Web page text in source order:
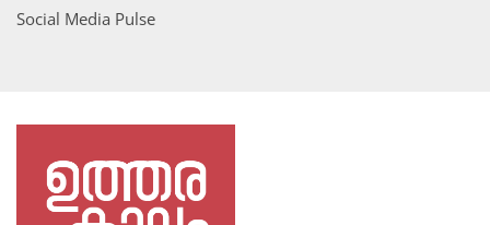
Social Media Pulse